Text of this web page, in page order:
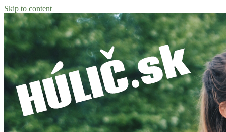
Skip to content